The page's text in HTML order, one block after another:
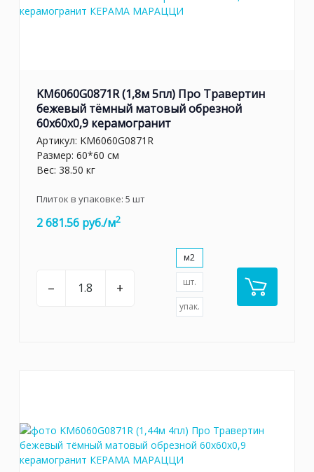
KM6060G0871R (1,8м 5пл) Про Травертин
бежевый тёмный матовый обрезной
60x60x0,9 керамогранит
Артикул: KM6060G0871R
Размер: 60*60 см
Вес: 38.50 кг
Плиток в упаковке: 5 шт
2 681.56 руб./м2
– +
м2
шт.
упак.